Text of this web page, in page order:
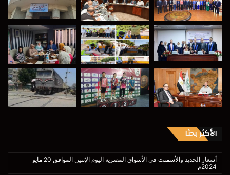
الأكثر بحثا
أسعار الحديد والأسمنت فى الأسواق المصرية اليوم الإثنين الموافق 20 مايو
2024م